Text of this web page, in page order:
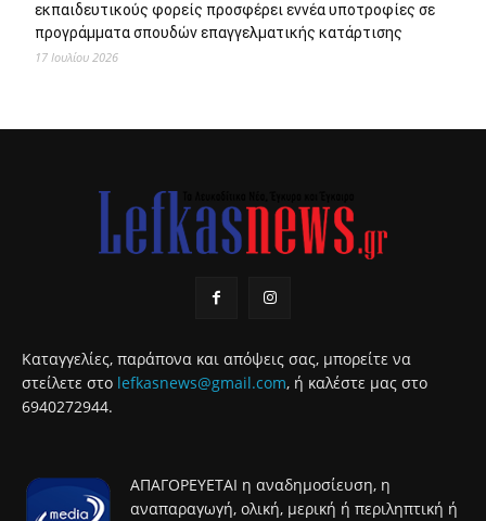
εκπαιδευτικούς φορείς προσφέρει εννέα υποτροφίες σε
προγράμματα σπουδών επαγγελματικής κατάρτισης
17 Ιουλίου 2026
Καταγγελίες, παράπονα και απόψεις σας, μπορείτε να
στείλετε στο lefkasnews@gmail.com, ή καλέστε μας στο
6940272944.
ΑΠΑΓΟΡΕΥΕΤΑΙ η αναδημοσίευση, η
αναπαραγωγή, ολική, μερική ή περιληπτική ή